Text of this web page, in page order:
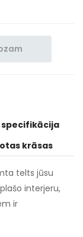
specifikācija
krāsas
telts jūsu
interjeru,
ir